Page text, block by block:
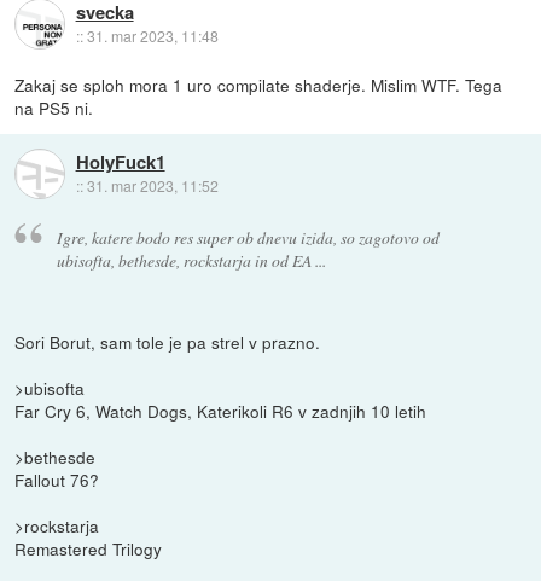
svecka
::31. mar 2023, 11:48
Zakaj se sploh mora 1 uro compilate shaderje. Mislim WTF. Tega
na PS5 ni.
HolyFuck1
::31. mar 2023, 11:52
Igre, katere bodo res super ob dnevu izida, so zagotovo od
ubisofta, bethesde, rockstarja in od EA ...
Sori Borut, sam tole je pa strel v prazno.
>ubisofta
Far Cry 6, Watch Dogs, Katerikoli R6 v zadnjih 10 letih
>bethesde
Fallout 76?
>rockstarja
Remastered Trilogy